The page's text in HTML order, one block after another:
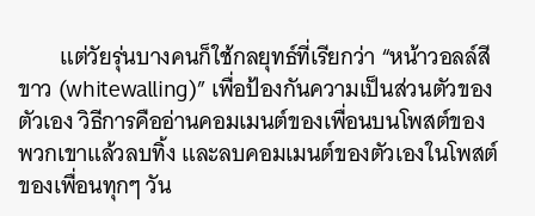
แต่วัยรุ่นบางคนก็ใช้กลยุทธ์ที่เรียกว่า “หน้าวอลล์สี
ขาว (whitewalling)” เพื่อป้องกันความเป็นส่วนตัวของ
ตัวเอง วิธีการคืออ่านคอมเมนต์ของเพื่อนบนโพสต์ของ
พวกเขาแล้วลบทิ้ง และลบคอมเมนต์ของตัวเองในโพสต์
ของเพื่อนทุกๆ วัน